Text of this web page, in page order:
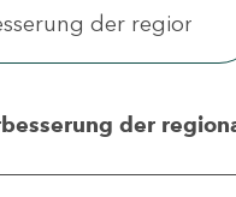
der